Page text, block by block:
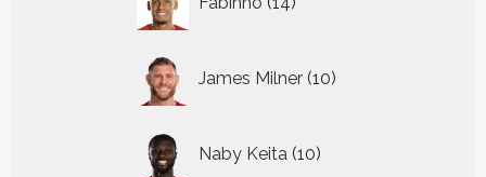
producten
James Milner 10
producten
Naby Keita 10
producten